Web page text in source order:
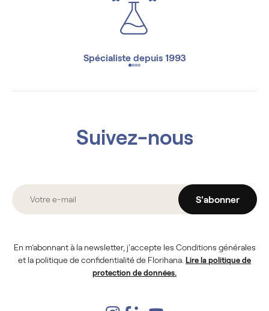
Spécialiste depuis 1993
Suivez-nous
S'abonner
En m’abonnant à la newsletter, j'accepte les Conditions générales
et la politique de confidentialité de Florihana. Lire la politique de
protection de données.